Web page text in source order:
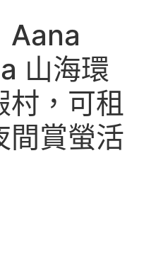
Aana
山海環
村，可租
間賞螢活